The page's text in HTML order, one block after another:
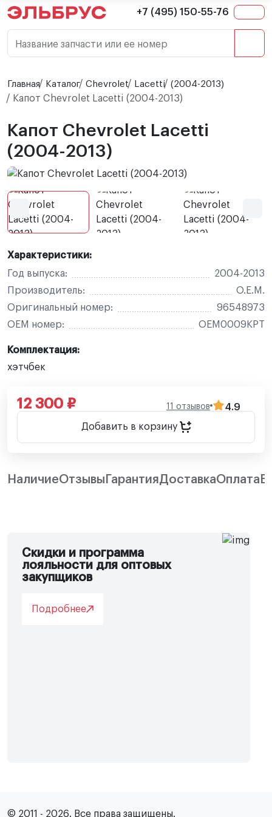
+7 (495) 150-55-76
Название запчасти или ее номер
Главная Каталог Chevrolet Lacetti (2004-2013)
Капот Chevrolet Lacetti (2004-2013)
Капот Chevrolet Lacetti
(2004-2013)
Характеристики:
Год выпуска:
2004-2013
Производитель:
O.E.M.
Оригинальный номер:
96548973
OEM номер:
OEM0009KPT
Комплектация:
хэтчбек
12 300 ₽ 11 отзывов
4.9
Добавить в корзину
НаличиеОтзывы ГарантияДоставкаОплата
Скидки и программа
лояльности для оптовых
закупщиков
Подробнее
© 2011 - 2026. Все права защищены.